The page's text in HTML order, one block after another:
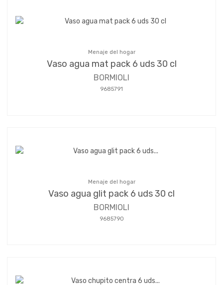
Menaje del hogar
Vaso agua mat pack 6 uds 30 cl
BORMIOLI
9685791
Menaje del hogar
Vaso agua glit pack 6 uds 30 cl
BORMIOLI
9685790